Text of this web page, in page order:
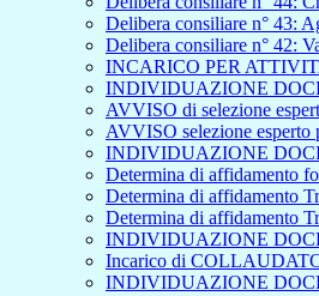
Delibera consiliare n° 43:
Delibera consiliare n° 42:
INCARICO PER
INDIVIDUAZIONE
AVVISO di selezione
AVVISO selezione esperto
INDIVIDUAZIONE
Determina di affidamento
Determina di affidamento
Determina di affidamento
INDIVIDUAZIONE
Incarico di
INDIVIDUAZIONE